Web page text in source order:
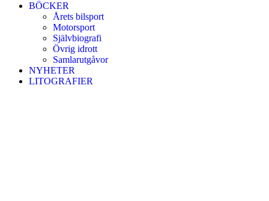
BÖCKER
Årets bilsport
Motorsport
Självbiografi
Övrig idrott
Samlarutgåvor
NYHETER
LITOGRAFIER